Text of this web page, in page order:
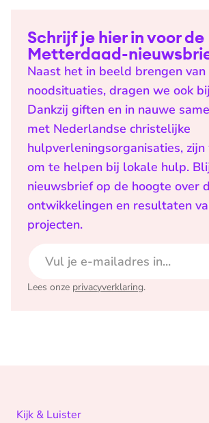
Schrijf je hier in voor de
Metterdaad-
Naast het in beeld brengen van
noodsituaties, dragen we ook
Dankzij giften en in nauwe
met Nederlandse christelijke
hulpverleningsorganisaties,
om te helpen bij lokale hulp.
nieuwsbrief op de hoogte over
ontwikkelingen en resultaten
projecten.
Lees onze privacyverklaring.
Kijk & Luister